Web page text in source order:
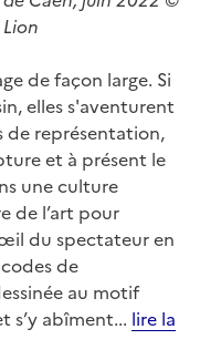
de façon large. Si
elles s'aventurent
de représentation,
et à présent le
une culture
de l’art pour
du spectateur en
de
au motif
abîment... lire la